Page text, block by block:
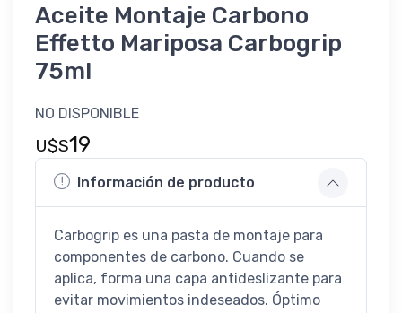
Aceite Montaje Carbono
Effetto Mariposa Carbogrip
75ml
NO DISPONIBLE
U$S19
Información de producto
Carbogrip es una pasta de montaje para
componentes de carbono. Cuando se
aplica, forma una capa antideslizante para
evitar movimientos indeseados. Óptimo